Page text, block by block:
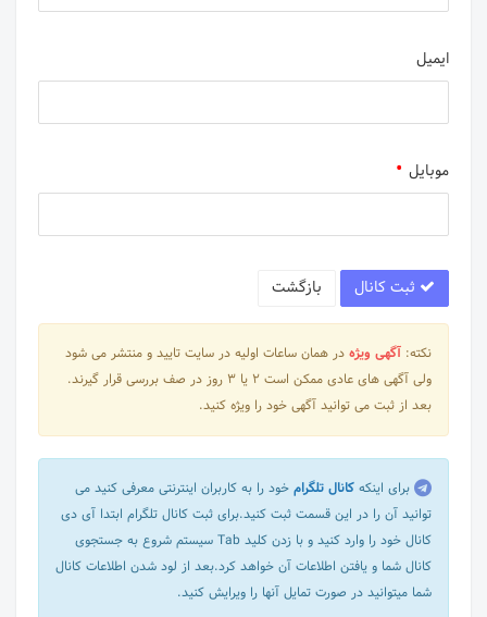
ایمیل
موبایل
بازگشت
نکته: آگهی ویژه در همان ساعات اولیه در سایت تایید و منتشر می شود
ولی آگهی های عادی ممکن است 2 یا 3 روز در صف بررسی قرار گیرند.
بعد از ثبت می توانید آگهی خود را ویژه کنید.
برای اینکه کانال تلگرام خود را به کاربران اینترنتی معرفی کنید می
توانید آن را در این قسمت ثبت کنید.برای ثبت کانال تلگرام ابتدا آی دی
کانال خود را وارد کنید و با زدن کلید Tab سیستم شروع به جستجوی
کانال شما و یافتن اطلاعات آن خواهد کرد.بعد از لود شدن اطلاعات کانال
شما میتوانید در صورت تمایل آنها را ویرایش کنید.